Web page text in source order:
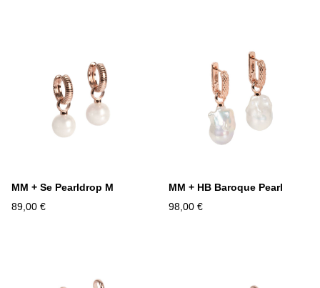
MM + Se Pearldrop M
89,00 €
MM + HB Baroque Pearl
98,00 €